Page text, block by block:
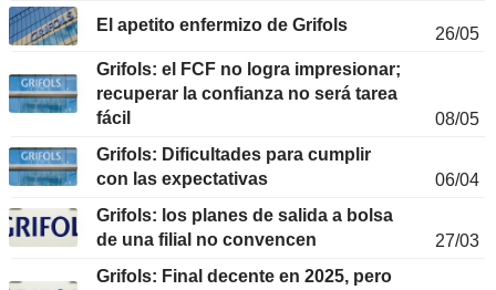
El apetito enfermizo de Grifols
26/05
Grifols: el FCF no logra impresionar;
recuperar la confianza no será tarea
fácil
08/05
Grifols: Dificultades para cumplir
con las expectativas
06/04
Grifols: los planes de salida a bolsa
de una filial no convencen
27/03
Grifols: Final decente en 2025, pero